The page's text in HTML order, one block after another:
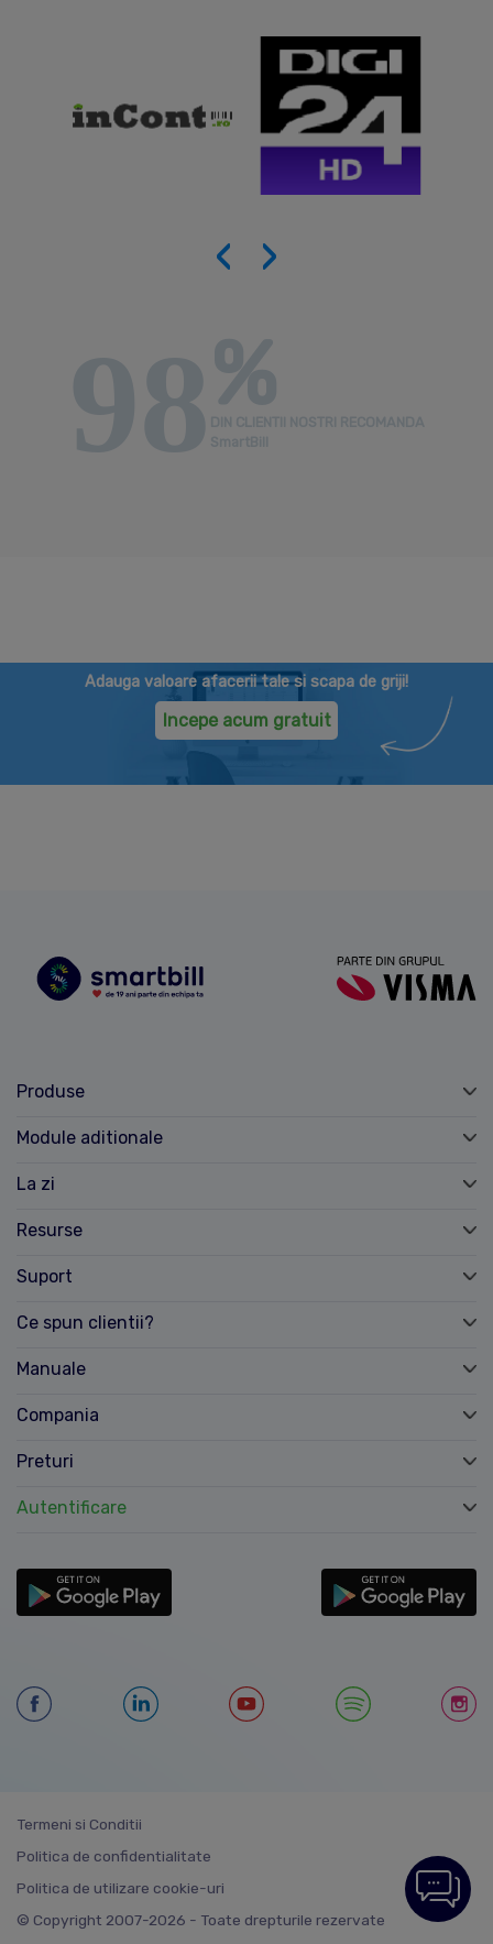
‹ ›
Adauga valoare afacerii tale si scapa de griji!
Incepe acum gratuit
Produse
Module aditionale
La zi
Resurse
Suport
Ce spun clientii?
Manuale
Compania
Preturi
Autentificare
Termeni si Conditii
Politica de confidentialitate
Politica de utilizare cookie-uri
© Copyright 2007-2026 - Toate drepturile rezervate